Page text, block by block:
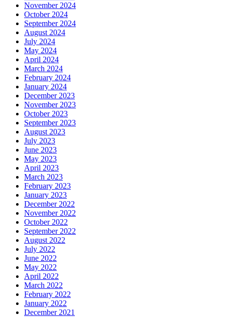
November 2024
October 2024
September 2024
August 2024
July 2024
May 2024
April 2024
March 2024
February 2024
January 2024
December 2023
November 2023
October 2023
September 2023
August 2023
July 2023
June 2023
May 2023
April 2023
March 2023
February 2023
January 2023
December 2022
November 2022
October 2022
September 2022
August 2022
July 2022
June 2022
May 2022
April 2022
March 2022
February 2022
January 2022
December 2021